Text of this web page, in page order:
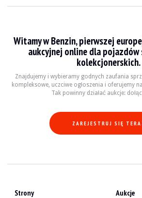
Witamy w Benzin, pierwszej
aukcyjnej online dla
kolekcjonerskich.
Znajdujemy i wybieramy godnych zaufania
kompleksowe, uczciwe ogłoszenia i oferujemy
Tak powinny działać aukcje:
ZAREJESTRUJ SIĘ
Strony Aukcje